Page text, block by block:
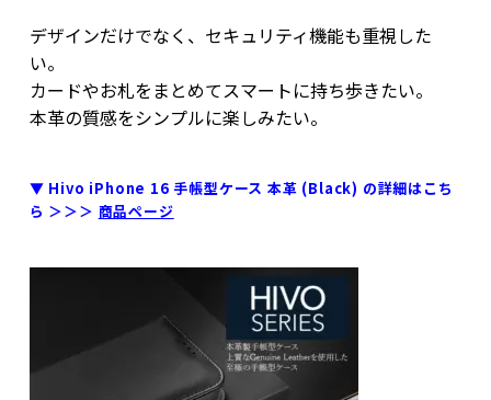
デザインだけでなく、セキュリティ機能も重視した
い。
カードやお札をまとめてスマートに持ち歩きたい。
本革の質感をシンプルに楽しみたい。
▼ Hivo iPhone 16 手帳型ケース 本革 (Black) の詳細はこち
ら ＞＞＞ 商品ページ